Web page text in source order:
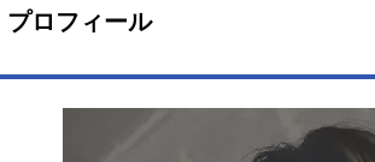
プロフィール